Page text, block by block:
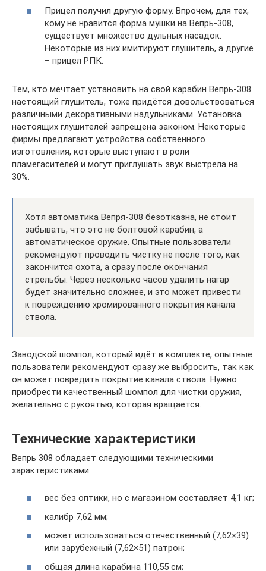
Прицел получил другую форму. Впрочем, для тех,
кому не нравится форма мушки на Вепрь-308,
существует множество дульных насадок.
Некоторые из них имитируют глушитель, а другие
– прицел РПК.
Тем, кто мечтает установить на свой карабин Вепрь-308
настоящий глушитель, тоже придётся довольствоваться
различными декоративными надульниками. Установка
настоящих глушителей запрещена законом. Некоторые
фирмы предлагают устройства собственного
изготовления, которые выступают в роли
пламегасителей и могут приглушать звук выстрела на
30%.
Хотя автоматика Вепря-308 безотказна, не стоит
забывать, что это не болтовой карабин, а
автоматическое оружие. Опытные пользователи
рекомендуют проводить чистку не после того, как
закончится охота, а сразу после окончания
стрельбы. Через несколько часов удалить нагар
будет значительно сложнее, и это может привести
к повреждению хромированного покрытия канала
ствола.
Заводской шомпол, который идёт в комплекте, опытные
пользователи рекомендуют сразу же выбросить, так как
он может повредить покрытие канала ствола. Нужно
приобрести качественный шомпол для чистки оружия,
желательно с рукоятью, которая вращается.
Технические характеристики
Вепрь 308 обладает следующими техническими
характеристиками:
вес без оптики, но с магазином составляет 4,1 кг;
калибр 7,62 мм;
может использоваться отечественный (7,62×39)
или зарубежный (7,62×51) патрон;
общая длина карабина 110,55 см;